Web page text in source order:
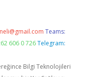
Teams:
606 0 726 Telegram:
Bilgi Teknolojileri